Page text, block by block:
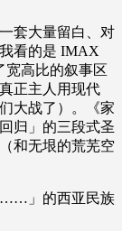
套大量留白、对
看的是 IMAX
宽高比的叙事区
正主人用现代
大战了）。《家
归」的三段式圣
和无垠的荒芜空
」的西亚民族